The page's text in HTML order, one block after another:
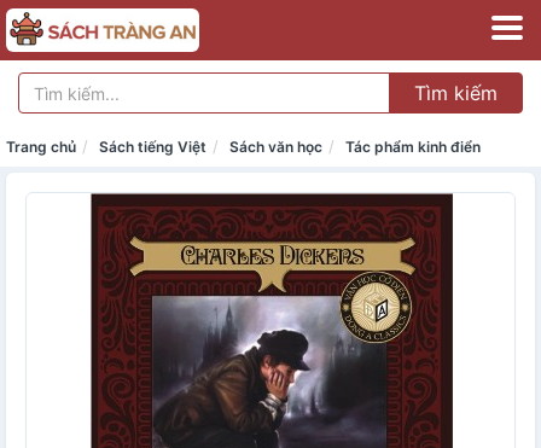
Tìm kiếm
Trang chủ Sách tiếng Việt Sách văn học Tác phẩm kinh điển